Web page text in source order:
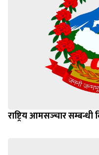
राष्ट्रिय आमसञ्‍चार